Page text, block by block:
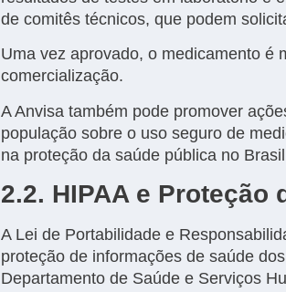
de comitês técnicos, que podem
Uma vez aprovado, o medicamento é
comercialização.
A Anvisa também pode promover
população sobre o uso seguro de
na proteção da saúde pública no
2.2. HIPAA e Proteção
A Lei de Portabilidade e
proteção de informações de saúde
Departamento de Saúde e Serviços